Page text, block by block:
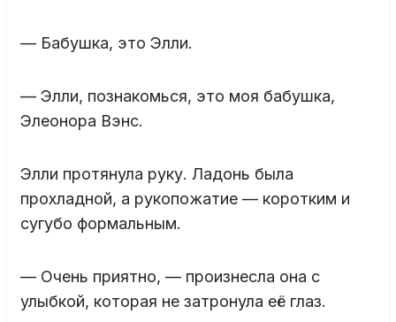
— Бабушка, это Элли.
— Элли, познакомься, это моя бабушка,
Элеонора Вэнс.
Элли протянула руку. Ладонь была
прохладной, а рукопожатие — коротким и
сугубо формальным.
— Очень приятно, — произнесла она с
улыбкой, которая не затронула её глаз.